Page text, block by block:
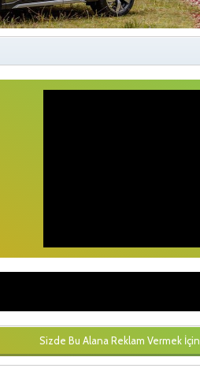
Sizde Bu Alana Reklam Vermek İçin